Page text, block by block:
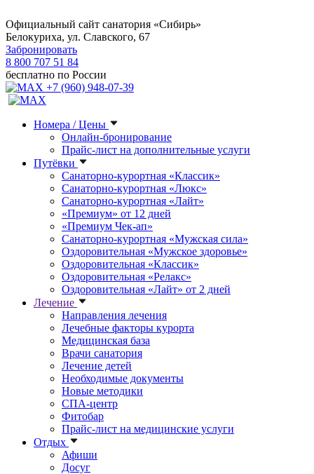
Официальный сайт санатория «Сибирь»
Белокуриха, ул. Славского, 67
Забронировать
8 800 707 51 84
бесплатно по России
+7 (960) 948-07-39
Номера / Цены
Онлайн-бронирование
Прайс-лист на дополнительные услуги
Путёвки
Санаторно-курортная «Классик»
Санаторно-курортная «Люкс»
Санаторно-курортная «Лайт»
«Премиум» от 12 дней
«Премиум Чек-ап»
Санаторно-курортная «Мужская сила»
Оздоровительная «Мужское здоровье»
Оздоровительная «Классик»
Оздоровительная «Релакс»
Оздоровительная «Лайт» от 2 дней
Лечение
Направления лечения
Лечебные факторы курорта
Медицинская база
Врачи санатория
Лечение детей
Необходимые документы
Новые методики
СПА-центр
Фитобар
Прайс-лист на медицинские услуги
Отдых
Афиши
Досуг